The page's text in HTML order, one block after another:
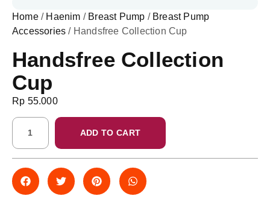
Home/ Haenim / Breast Pump / Breast Pump
Accessories / Handsfree Collection Cup
Handsfree Collection
Cup
Rp 55.000
ADD TO CART